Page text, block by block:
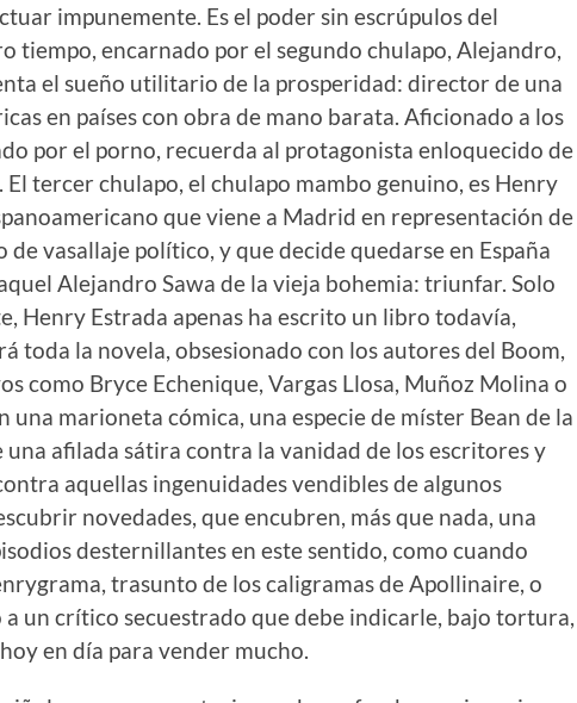
impunemente. Es el poder sin escrúpulos del
tiempo, encarnado por el segundo chulapo, Alejandro,
el sueño utilitario de la prosperidad: director de una
en países con obra de mano barata. Aficionado a los
por el porno, recuerda al protagonista enloquecido de
tercer chulapo, el chulapo mambo genuino, es Henry
que viene a Madrid en representación de
de vasallaje político, y que decide quedarse en España
Alejandro Sawa de la vieja bohemia: triunfar. Solo
Henry Estrada apenas ha escrito un libro todavía,
toda la novela, obsesionado con los autores del Boom,
como Bryce Echenique, Vargas Llosa, Muñoz Molina o
una marioneta cómica, una especie de míster Bean de la
afilada sátira contra la vanidad de los escritores y
aquellas ingenuidades vendibles de algunos
novedades, que encubren, más que nada, una
desternillantes en este sentido, como cuando
trasunto de los caligramas de Apollinaire, o
un crítico secuestrado que debe indicarle, bajo tortura,
en día para vender mucho.